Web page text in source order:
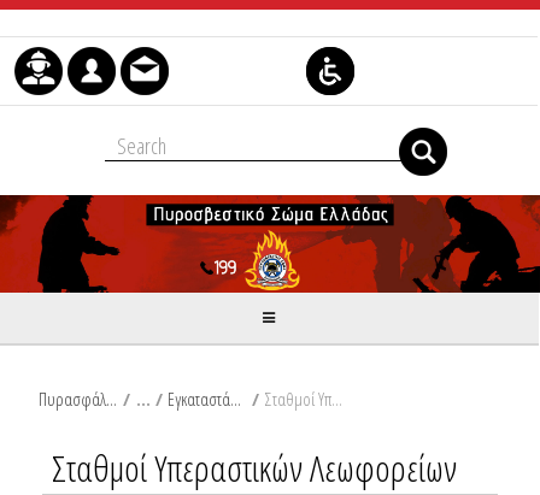
Skip to Content
Πυρασφάλεια / Εγκαταστάσεις Οχημάτων / Σταθμοί Υπεραστικών Λεωφορείων
Σταθμοί Υπεραστικών Λεωφορείων